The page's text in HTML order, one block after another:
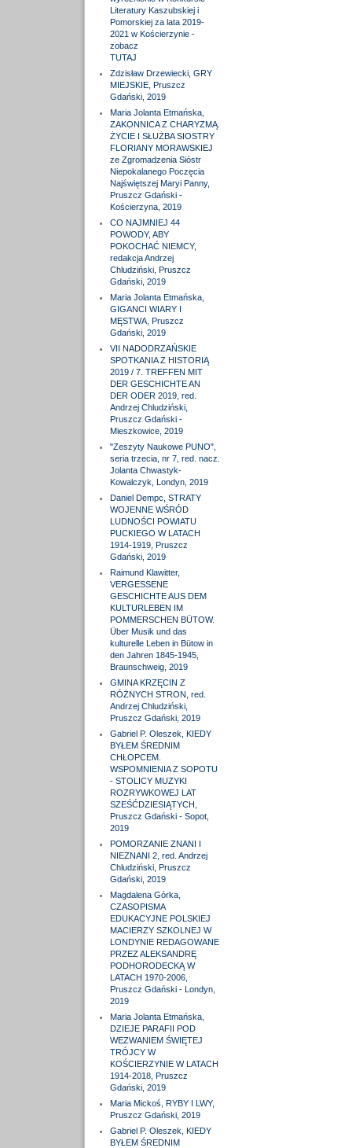
Literatury Kaszubskiej i
Pomorskiej za lata 2019-
2021 w Kościerzynie -
zobacz
TUTAJ
Zdzisław Drzewiecki, GRY
MIEJSKIE, Pruszcz
Gdański, 2019
Maria Jolanta Etmańska,
ZAKONNICA Z CHARYZMĄ.
ŻYCIE I SŁUŻBA SIOSTRY
FLORIANY MORAWSKIEJ
ze Zgromadzenia Sióstr
Niepokalanego Poczęcia
Najświętszej Maryi Panny,
Pruszcz Gdański -
Kościerzyna, 2019
CO NAJMNIEJ 44
POWODY, ABY
POKOCHAĆ NIEMCY,
redakcja Andrzej
Chludziński, Pruszcz
Gdański, 2019
Maria Jolanta Etmańska,
GIGANCI WIARY I
MĘSTWA, Pruszcz
Gdański, 2019
VII NADODRZAŃSKIE
SPOTKANIA Z HISTORIĄ
2019 / 7. TREFFEN MIT
DER GESCHICHTE AN
DER ODER 2019, red.
Andrzej Chludziński,
Pruszcz Gdański -
Mieszkowice, 2019
"Zeszyty Naukowe PUNO",
seria trzecia, nr 7, red. nacz.
Jolanta Chwastyk-
Kowalczyk, Londyn, 2019
Daniel Dempc, STRATY
WOJENNE WŚRÓD
LUDNOŚCI POWIATU
PUCKIEGO W LATACH
1914-1919, Pruszcz
Gdański, 2019
Raimund Klawitter,
VERGESSENE
GESCHICHTE AUS DEM
KULTURLEBEN IM
POMMERSCHEN BÜTOW.
Über Musik und das
kulturelle Leben in Bütow in
den Jahren 1845-1945,
Braunschweig, 2019
GMINA KRZĘCIN Z
RÓŻNYCH STRON, red.
Andrzej Chludziński,
Pruszcz Gdański, 2019
Gabriel P. Oleszek, KIEDY
BYŁEM ŚREDNIM
CHŁOPCEM.
WSPOMNIENIA Z SOPOTU
- STOLICY MUZYKI
ROZRYWKOWEJ LAT
SZEŚĆDZIESIĄTYCH,
Pruszcz Gdański - Sopot,
2019
POMORZANIE ZNANI I
NIEZNANI 2, red. Andrzej
Chludziński, Pruszcz
Gdański, 2019
Magdalena Górka,
CZASOPISMA
EDUKACYJNE POLSKIEJ
MACIERZY SZKOLNEJ W
LONDYNIE REDAGOWANE
PRZEZ ALEKSANDRĘ
PODHORODECKĄ W
LATACH 1970-2006,
Pruszcz Gdański - Londyn,
2019
Maria Jolanta Etmańska,
DZIEJE PARAFII POD
WEZWANIEM ŚWIĘTEJ
TRÓJCY W
KOŚCIERZYNIE W LATACH
1914-2018, Pruszcz
Gdański, 2019
Maria Mickoś, RYBY I LWY,
Pruszcz Gdański, 2019
Gabriel P. Oleszek, KIEDY
BYŁEM ŚREDNIM